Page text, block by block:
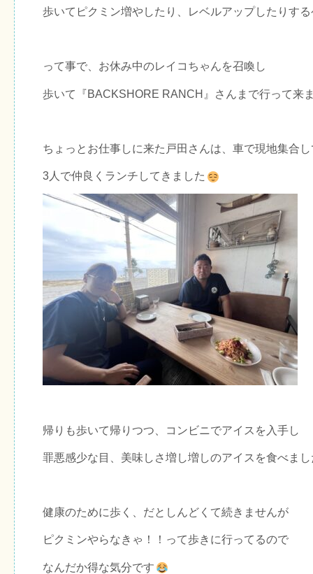
歩いてピクミン増やしたり、レベルアップしたりす
って事で、お休み中のレイコちゃんを召喚し
歩いて『BACKSHORE RANCH』さんまで行って来
ちょっとお仕事しに来た戸田さんは、車で現地集合し
3人で仲良くランチしてきました
帰りも歩いて帰りつつ、コンビニでアイスを入手し
罪悪感少な目、美味しさ増し増しのアイスを食べま
健康のために歩く、だとしんどくて続きませんが
ピクミンやらなきゃ！！って歩きに行ってるので
なんだか得な気分です